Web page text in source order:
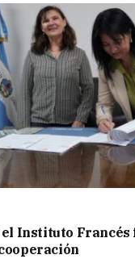
Instituto